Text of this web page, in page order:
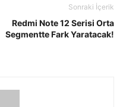
Sonraki İçerik
Redmi Note 12 Serisi Orta
Segmentte Fark Yaratacak!